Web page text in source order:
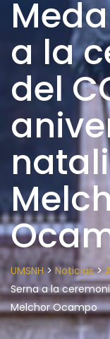
a la
del
UMSNH> Noticias>
Serna a la
Melchor Ocampo